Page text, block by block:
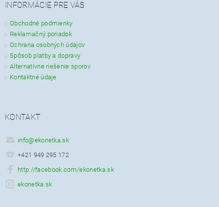
INFORMÁCIE PRE VÁS
Obchodné podmienky
Reklamačný poriadok
Ochrana osobných údajov
Spôsob platby a dopravy
Alternatívne riešenie sporov
Kontaktné údaje
KONTAKT
info@ekonetka.sk
+421 949 295 172
http://facebook.com/ekonetka.sk
ekonetka.sk